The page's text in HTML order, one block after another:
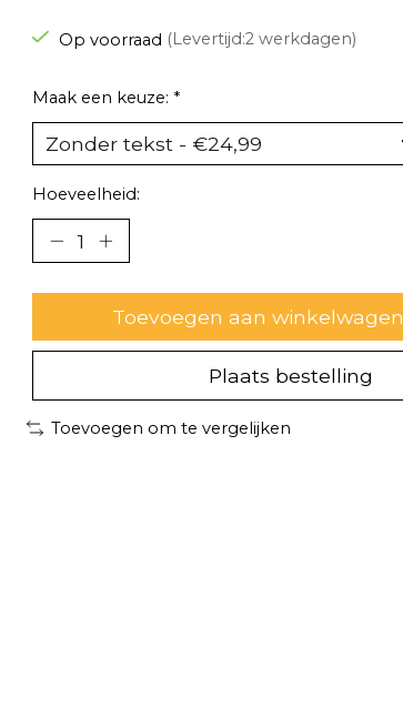
Op voorraad (Levertijd:2 werkdagen)
Maak een keuze: *
Hoeveelheid:
Toevoegen aan winkelwagen
Plaats bestelling
Toevoegen om te vergelijken